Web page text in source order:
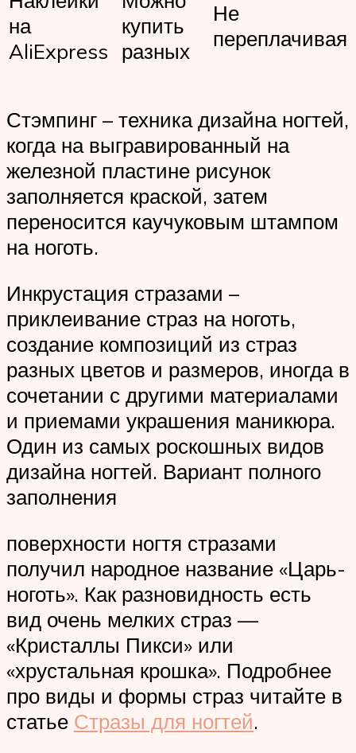
на
AliExpress
купить
разных
Не
переплачивая
Стэмпинг – техника дизайна ногтей,
когда на выгравированный на
железной пластине рисунок
заполняется краской, затем
переносится каучуковым штампом
на ноготь.
Инкрустация стразами –
приклеивание страз на ноготь,
создание композиций из страз
разных цветов и размеров, иногда в
сочетании с другими материалами
и приемами украшения маникюра.
Один из самых роскошных видов
дизайна ногтей. Вариант полного
заполнения
поверхности ногтя стразами
получил народное название «Царь-
ноготь». Как разновидность есть
вид очень мелких страз —
«Кристаллы Пикси» или
«хрустальная крошка». Подробнее
про виды и формы страз читайте в
статье Стразы для ногтей.